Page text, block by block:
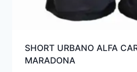
SHORT URBANO ALFA
MARADONA